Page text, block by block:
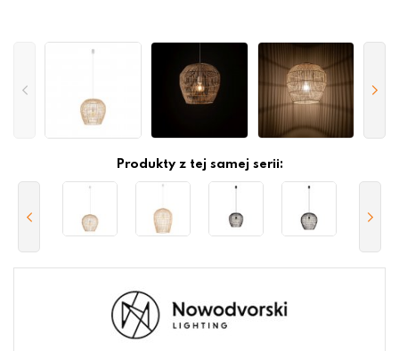
Produkty z tej samej serii: